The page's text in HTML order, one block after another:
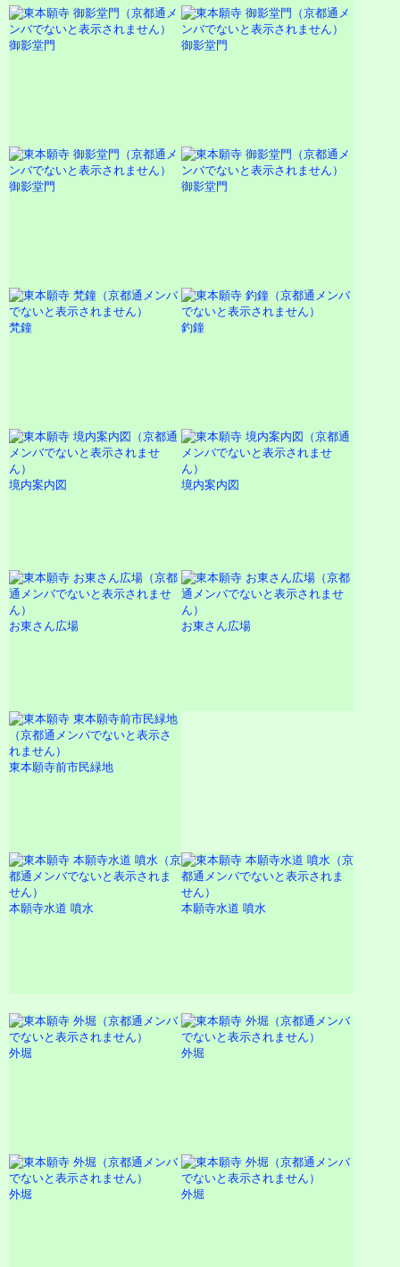
御影堂門 御影堂門
御影堂門 御影堂門
梵鐘 釣鐘
境内案内図 境内案内図
お東さん広場 お東さん広場
東本願寺前市民緑地
本願寺水道 噴水 本願寺水道 噴水
外堀 外堀
外堀 外堀